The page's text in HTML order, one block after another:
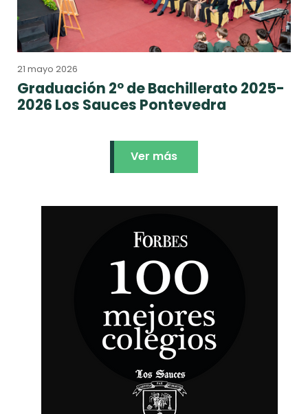
21 mayo 2026
Graduación 2º de Bachillerato 2025-
2026 Los Sauces Pontevedra
Ver más